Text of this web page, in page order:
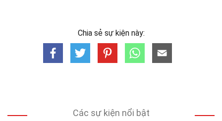
Chia sẻ sự kiện này:
Các sự kiện nổi bật